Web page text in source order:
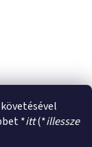
*itt(*illessze